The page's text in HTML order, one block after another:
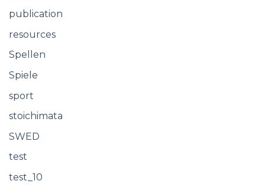
publication
resources
Spellen
Spiele
sport
stoichimata
SWED
test
test_10